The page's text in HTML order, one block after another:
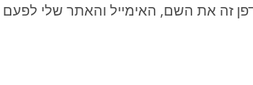
זה את השם, האימייל והאתר שלי